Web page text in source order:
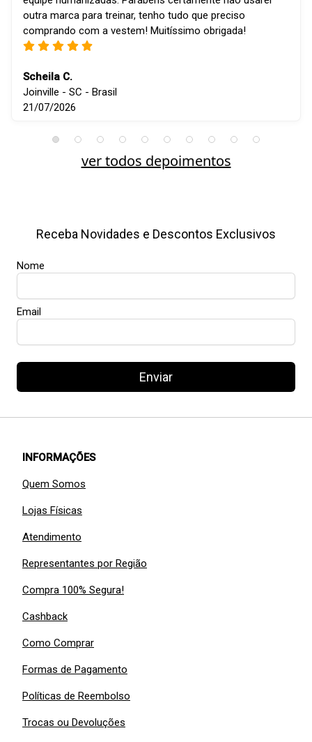
outra marca para treinar, tenho tudo que preciso
comprando com a vestem! Muitíssimo obrigada!
Scheila C.
Joinville - SC - Brasil
21/07/2026
ver todos depoimentos
Receba Novidades e Descontos Exclusivos
Nome
Email
Enviar
INFORMAÇÕES
Quem Somos
Lojas Físicas
Atendimento
Representantes por Região
Compra 100% Segura!
Cashback
Como Comprar
Formas de Pagamento
Políticas de Reembolso
Trocas ou Devoluções